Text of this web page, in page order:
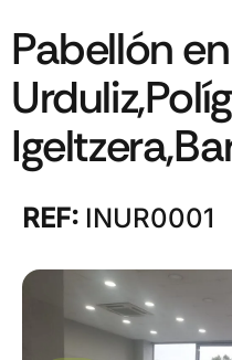
Pabellón
REF: INUR0001